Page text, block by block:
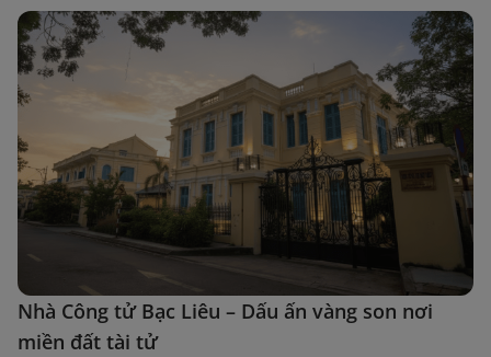
Nhà Công tử Bạc Liêu – Dấu ấn vàng son nơi
miền đất tài tử